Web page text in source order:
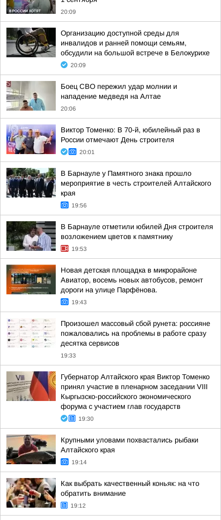
20:09
Организацию доступной среды для
инвалидов и ранней помощи семьям,
обсудили на большой встрече в Белокурихе
20:09
Боец СВО пережил удар молнии и
нападение медведя на Алтае
20:06
Виктор Томенко: В 70-й, юбилейный раз в
России отмечают День строителя
20:01
В Барнауле у Памятного знака прошло
мероприятие в честь строителей Алтайского
края
19:56
В Барнауле отметили юбилей Дня строителя
возложением цветов к памятнику
19:53
Новая детская площадка в микрорайоне
Авиатор, восемь новых автобусов, ремонт
дороги на улице Парфёнова.
19:43
Произошел массовый сбой рунета: россияне
пожаловались на проблемы в работе сразу
десятка сервисов
19:33
Губернатор Алтайского края Виктор Томенко
принял участие в пленарном заседании VIII
Кыргызско-российского экономического
форума с участием глав государств
19:30
Крупными уловами похвастались рыбаки
Алтайского края
19:14
Как выбрать качественный коньяк: на что
обратить внимание
19:12